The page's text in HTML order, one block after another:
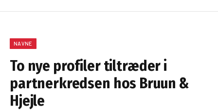
NAVNE
To nye profiler tiltræder i
partnerkredsen hos Bruun &
Hjejle